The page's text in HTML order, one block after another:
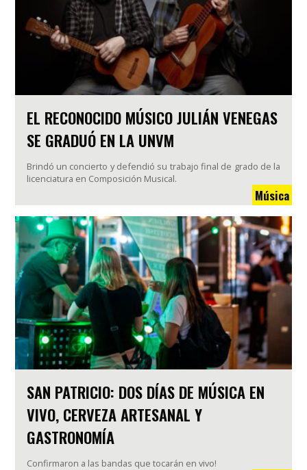
EL RECONOCIDO MÚSICO JULIÁN VENEGAS
SE GRADUÓ EN LA UNVM
Brindó un concierto y defendió su trabajo final de grado de la
licenciatura en Composición Musical.
Música
SAN PATRICIO: DOS DÍAS DE MÚSICA EN
VIVO, CERVEZA ARTESANAL Y
GASTRONOMÍA
Confirmaron a las bandas que tocarán en vivo!